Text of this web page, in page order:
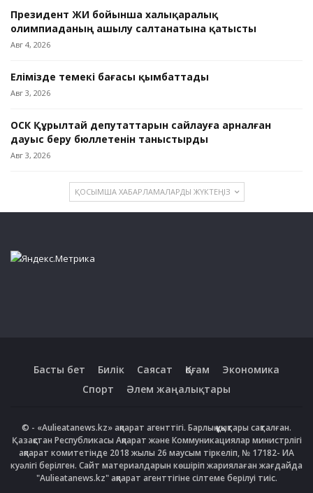
Президент ЖИ бойынша халықаралық
олимпиаданың ашылу салтанатына қатысты
Авг 4, 2026
Елімізде темекі бағасы қымбаттады
Авг 3, 2026
ОСК Құрылтай депутаттарын сайлауға арналған
дауыс беру бюллетенін таныстырды
Авг 3, 2026
ҚОСЫМША ХАБАРЛАМАЛАРДЫ ЖҮКТЕҢІЗ
Басты бет Билік Саясат Қоғам
Экономика
Спорт
Әлем жаңалықтары
© - «Aulieatanews.kz» ақпарат агенттігі. Барлық құқықтары сақталған.
Қазақстан Республикасы Ақпарат және Коммуникациялар министрлігі
ақпарат комитетінде 2018 жылы 26 маусым тіркеліп, № 17182- ИА
куәлігі берілген. Сайт материалдарын көшіріп жариялаған жағдайда
"Aulieatanews.kz" ақпарат агенттігіне сілтеме берілуі тиіс.